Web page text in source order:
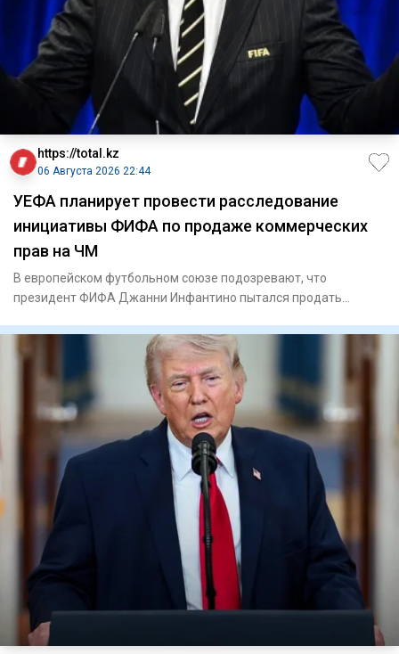
https://total.kz
06 Августа 2026 22:44
УЕФА планирует провести расследование
инициативы ФИФА по продаже коммерческих
прав на ЧМ
В европейском футбольном союзе подозревают, что
президент ФИФА Джанни Инфантино пытался продать